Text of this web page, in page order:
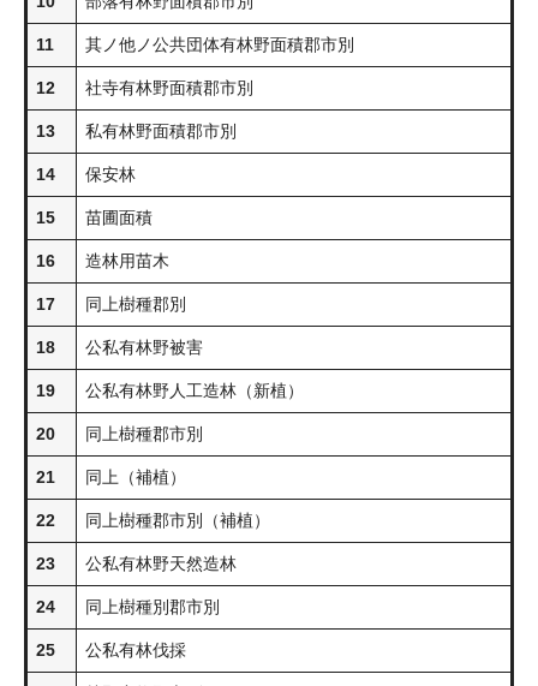
11 其ノ他ノ公共団体有林野面積郡市別
12 社寺有林野面積郡市別
13 私有林野面積郡市別
14 保安林
15 苗圃面積
16 造林用苗木
17 同上樹種郡別
18 公私有林野被害
19 公私有林野人工造林（新植）
20 同上樹種郡市別
21 同上（補植）
22 同上樹種郡市別（補植）
23 公私有林野天然造林
24 同上樹種別郡市別
25 公私有林伐採